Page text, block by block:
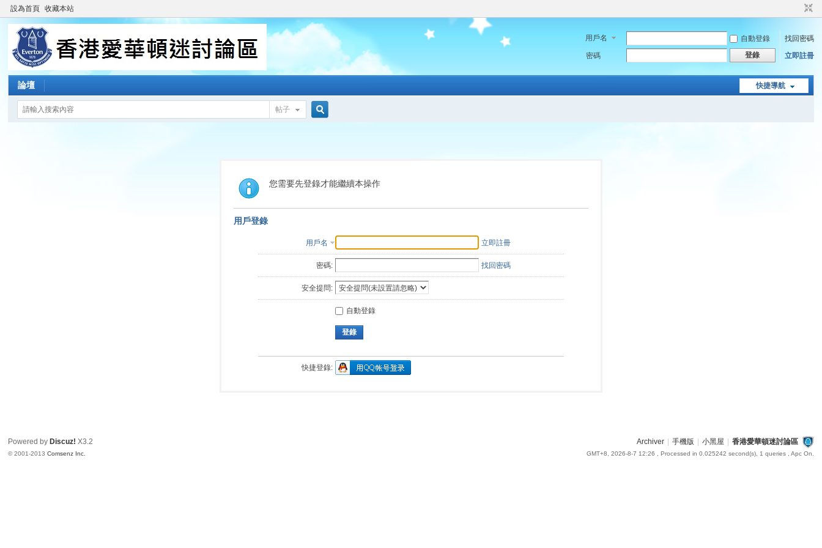
設為首頁 收藏本站
用戶名 自動登錄
找回密碼
密碼
登錄 立即註冊
快捷導航
論壇
帖子
索
您需要先登錄才能繼續本操作
用戶登錄
用戶名 立即註冊
密碼: 找回密碼
安全提問:
自動登錄
登錄
快捷登錄:
Archiver 手機版 小黑屋 香港愛華頓迷討論區
GMT+8, 2026-8-7 12:26 , Processed in 0.025242 second(s), 1 queries , Apc On.
Powered by Discuz! X3.2
© 2001-2013Comsenz Inc.